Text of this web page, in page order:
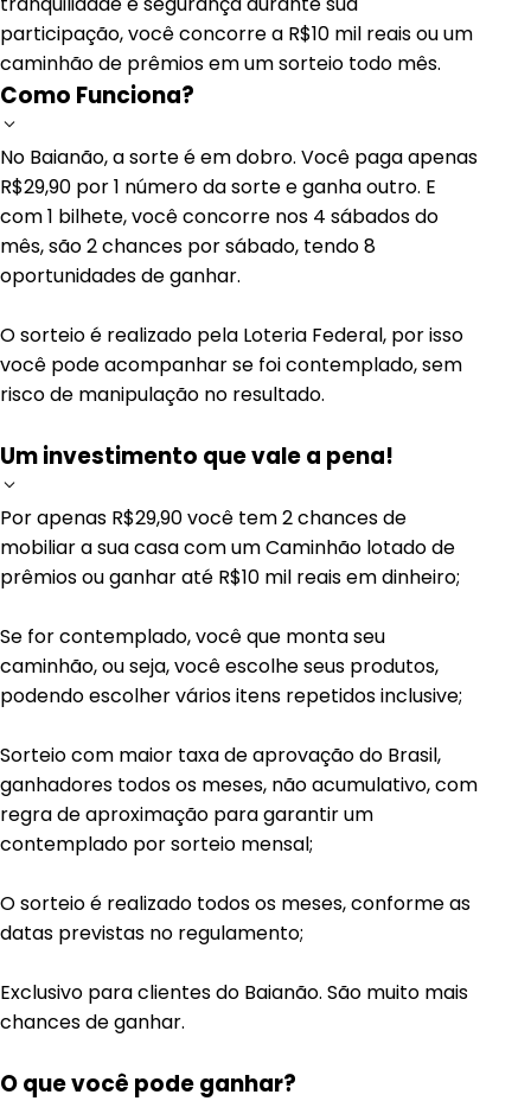
participação, você concorre a R$10 mil reais ou um
caminhão de prêmios em um sorteio todo mês.
Como Funciona?
No Baianão, a sorte é em dobro. Você paga apenas
R$29,90 por 1 número da sorte e ganha outro. E
com 1 bilhete, você concorre nos 4 sábados do
mês, são 2 chances por sábado, tendo 8
oportunidades de ganhar.
O sorteio é realizado pela Loteria Federal, por isso
você pode acompanhar se foi contemplado, sem
risco de manipulação no resultado.
Um investimento que vale a pena!
Por apenas R$29,90 você tem 2 chances de
mobiliar a sua casa com um Caminhão lotado de
prêmios ou ganhar até R$10 mil reais em dinheiro;
Se for contemplado, você que monta seu
caminhão, ou seja, você escolhe seus produtos,
podendo escolher vários itens repetidos inclusive;
Sorteio com maior taxa de aprovação do Brasil,
ganhadores todos os meses, não acumulativo, com
regra de aproximação para garantir um
contemplado por sorteio mensal;
O sorteio é realizado todos os meses, conforme as
datas previstas no regulamento;
Exclusivo para clientes do Baianão. São muito mais
chances de ganhar.
O que você pode ganhar?